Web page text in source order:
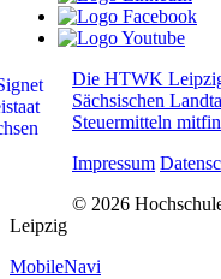
Die HTWK
Sächsischen
Steuermitteln
Impressum
© 2026
Leipzig
MobileNavi